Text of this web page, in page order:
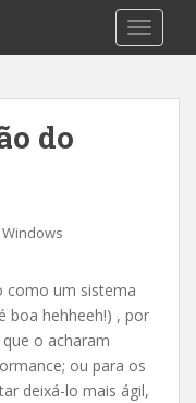
do
Windows
como um sistema
boa hehheeh!) , por
o acharam
ou para os
deixá-lo mais ágil,